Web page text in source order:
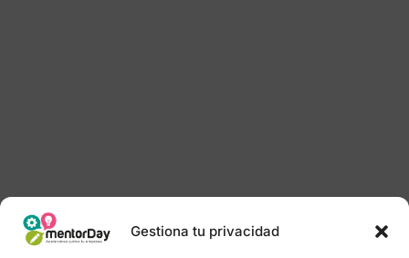
Gestiona tu privacidad